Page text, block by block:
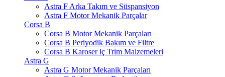
Astra F Arka Takım ve Süspansiyon
Astra F Motor Mekanik Parçalar
Corsa B
Corsa B Motor Mekanik Parçaları
Corsa B Periyodik Bakım ve Filtre
Corsa B Karoser iç Trim Malzemeleri
Astra G
Astra G Motor Mekanik Parçaları